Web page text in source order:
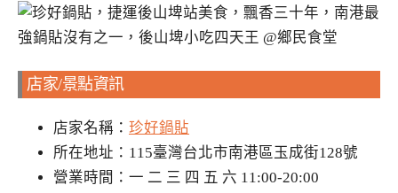
店家/景點資訊
店家名稱： 珍好鍋貼
所在地址：115臺灣台北市南港區玉成街128號
營業時間：一 二 三 四 五 六 11:00-20:00